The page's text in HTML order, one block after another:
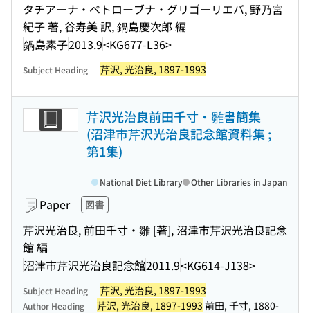
タチアーナ・ペトローブナ・グリゴーリエバ, 野乃宮
紀子 著, 谷寿美 訳, 鍋島慶次郎 編
鍋島素子2013.9<KG677-L36>
Subject Heading 芹沢, 光治良, 1897-1993
芹沢光治良前田千寸・雛書簡集
(沼津市芹沢光治良記念館資料集 ;
第1集)
Paper 図書
芹沢光治良, 前田千寸・雛 [著], 沼津市芹沢光治良記念
館 編
沼津市芹沢光治良記念館2011.9<KG614-J138>
National Diet Library Other Libraries in Japan
Subject Heading 芹沢, 光治良, 1897-1993
Author Heading 芹沢, 光治良, 1897-1993 前田, 千寸, 1880-